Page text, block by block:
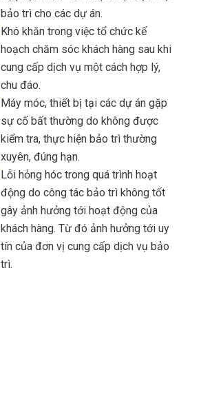
bảo trì cho các dự án.
Khó khăn trong việc tổ chức kế
hoạch chăm sóc khách hàng sau khi
cung cấp dịch vụ một cách hợp lý,
chu đáo.
Máy móc, thiết bị tại các dự án gặp
sự cố bất thường do không được
kiểm tra, thực hiện bảo trì thường
xuyên, đúng hạn.
Lỗi hỏng hóc trong quá trình hoạt
động do công tác bảo trì không tốt
gây ảnh hưởng tới hoạt động của
khách hàng. Từ đó ảnh hưởng tới uy
tín của đơn vị cung cấp dịch vụ bảo
trì.